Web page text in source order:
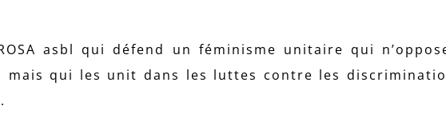
asbl qui défend un féminisme unitaire qui
mais qui les unit dans les luttes contre les